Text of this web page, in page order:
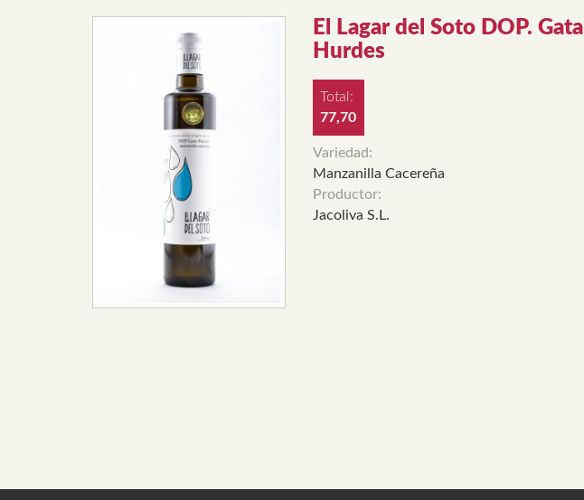
El Lagar del Soto DOP. Gata
Hurdes
Total:
77,70
Variedad:
Manzanilla Cacereña
Productor:
Jacoliva S.L.